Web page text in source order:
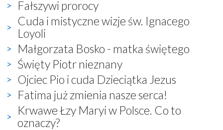
Fałszywi prorocy
Cuda i mistyczne wizje św. Ignacego
Loyoli
Małgorzata Bosko - matka świętego
Święty Piotr nieznany
Ojciec Pio i cuda Dzieciątka Jezus
Fatima już zmienia nasze serca!
Krwawe Łzy Maryi w Polsce. Co to
oznaczy?